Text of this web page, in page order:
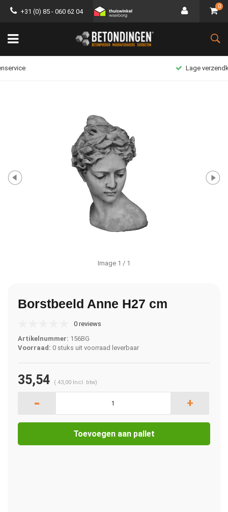
+31 (0) 85 - 060 62 04
0
Image 1 / 1
Borstbeeld Anne H27 cm
0 reviews
Artikelnummer: 156BG
Voorraad: 0 stuks uit voorraad leverbaar
35,54 ( 43,00 Incl. btw)
- +
Toevoegen aan pallet